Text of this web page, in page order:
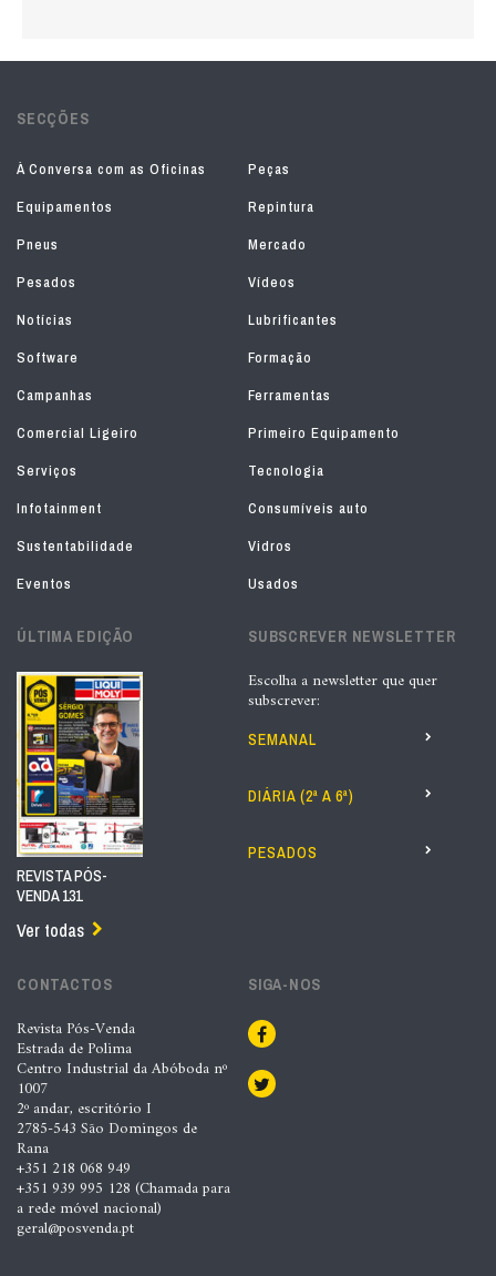
SECÇÕES
À Conversa com as Oficinas
Peças
Equipamentos
Repintura
Pneus
Mercado
Pesados
Vídeos
Notícias
Lubrificantes
Software
Formação
Campanhas
Ferramentas
Comercial Ligeiro
Primeiro Equipamento
Serviços
Tecnologia
Infotainment
Consumíveis auto
Sustentabilidade
Vidros
Eventos
Usados
ÚLTIMA EDIÇÃO
REVISTA PÓS-
VENDA 131
Ver todas
SUBSCREVER NEWSLETTER
Escolha a newsletter que quer
subscrever:
SEMANAL
DIÁRIA (2ª A 6ª)
PESADOS
CONTACTOS
Revista Pós-Venda
Estrada de Polima
Centro Industrial da Abóboda nº
1007
2º andar, escritório I
2785-543 São Domingos de
Rana
+351 218 068 949
+351 939 995 128 (Chamada para
a rede móvel nacional)
geral@posvenda.pt
SIGA-NOS